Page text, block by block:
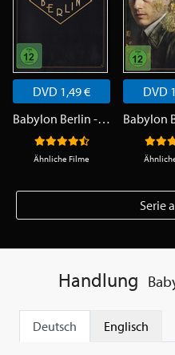
DVD 1,49 €
Babylon Berlin - Staffel 1 & 2
Ähnliche Filme
DVD
Serie
Handlung
Deutsch Englisch